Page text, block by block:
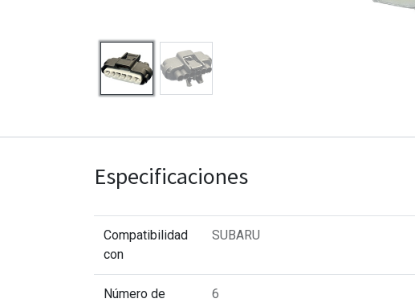
Especificaciones
Compatibilidad
con
SUBARU
Número de
6